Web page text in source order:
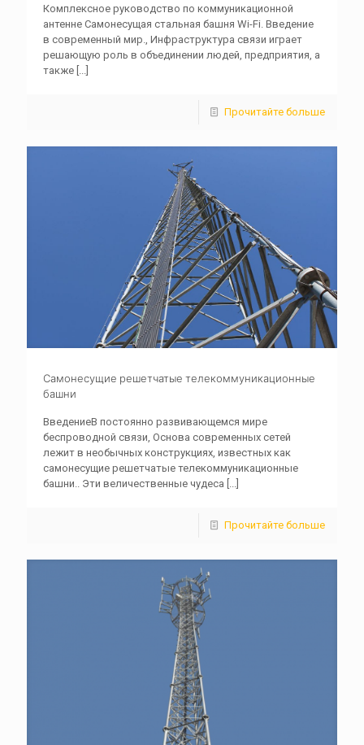
Комплексное руководство по коммуникационной
антенне Самонесущая стальная башня Wi-Fi. Введение
в современный мир., Инфраструктура связи играет
решающую роль в объединении людей, предприятия, а
также [...]
Прочитайте больше
Самонесущие решетчатые телекоммуникационные
башни
ВведениеВ постоянно развивающемся мире
беспроводной связи, Основа современных сетей
лежит в необычных конструкциях, известных как
самонесущие решетчатые телекоммуникационные
башни.. Эти величественные чудеса [...]
Прочитайте больше